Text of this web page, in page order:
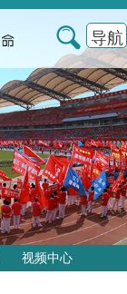
导航
视频中心